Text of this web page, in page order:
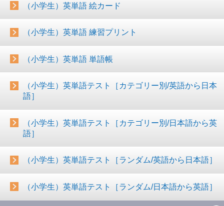
（小学生）英単語 絵カード
（小学生）英単語 練習プリント
（小学生）英単語 単語帳
（小学生）英単語テスト［カテゴリー別/英語から日本
語］
（小学生）英単語テスト［カテゴリー別/日本語から英
語］
（小学生）英単語テスト［ランダム/英語から日本語］
（小学生）英単語テスト［ランダム/日本語から英語］